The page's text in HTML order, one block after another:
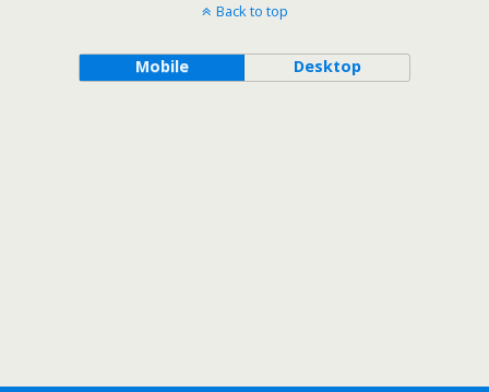
Back to top
Mobile Desktop